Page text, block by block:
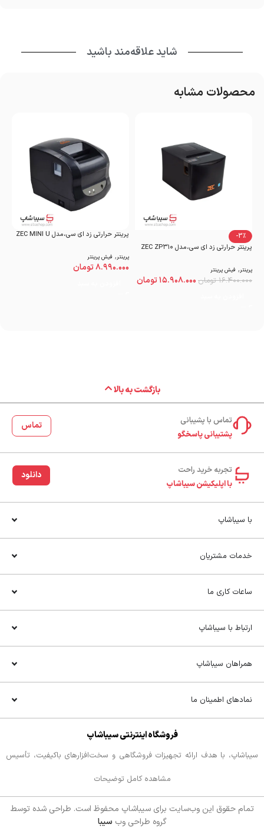
شاید علاقه‌مند باشید
محصولات مشابه
-3%
پرینتر حرارتی زد ای سی،مدل ZEC ZP۳۱۰
پرینتر, فیش پرینتر
۱۶.۴۰۰.۰۰۰ تومان ۱۵.۹۰۸.۰۰۰تومان
پرینتر حرارتی زد ای سی،مدل ZEC MINI U
پرینتر, فیش پرینتر
۸.۹۹۰.۰۰۰تومان
بازگشت به بالا
تماس با پشیبانی
پشتیبانی پاسخگو
تماس
تجربه خرید راحت‌
با اپلیکیشن سیباشاپ
دانلود
با سیباشاپ
خدمات مشتریان
ساعات کاری ما
ارتباط با سیباشاپ
همراهان سیباشاپ
نمادهای اطمینان ما
فروشگاه اینترنتی سیباشاپ
سیباشاپ، با هدف ارائه تجهیزات فروشگاهی و سخت‌افزارهای باکیفیت، تأسیس
بهره‌گیری از تجربه چندین ساله در صنعت، بهترین محصولات را برای کسب‌وکارها
ما در سیباشاپ با استفاده از آخرین فناوری‌ها و روندهای بازار، طیف وسیعی از
تجهیزات فروشگاهی را به مشتریان خود ارائه می‌دهیم. از صندوق‌های فروش،
مشاهده کامل توضیحات
تمام حقوق اين وب‌سايت برای سیباشاپ محفوظ است. طراحی شده توسط
گروه طراحی وب سیبا